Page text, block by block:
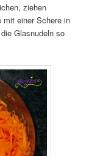
ziehen
mit einer Schere in
Glasnudeln so